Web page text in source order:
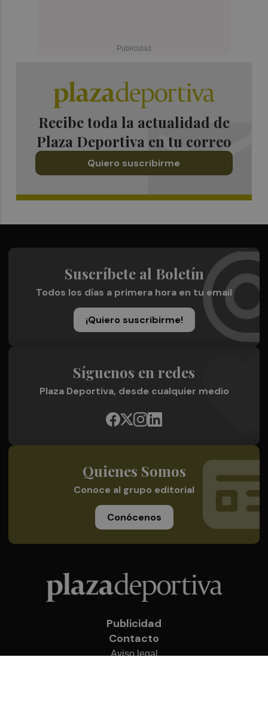
Recibe toda la actualidad de
Plaza Deportiva en tu correo
Quiero suscribirme
Suscríbete al Boletín
Todos los días a primera hora en tu email
¡Quiero suscribirme!
Síguenos en redes
Plaza Deportiva, desde cualquier medio
Quienes Somos
Conoce al grupo editorial
Conócenos
Publicidad
Contacto
Aviso legal